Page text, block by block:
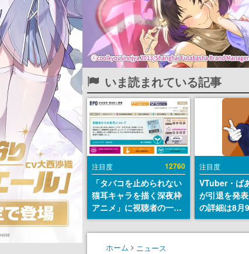
いま読まれている記事
注目度 12760
「タバコを止められない
猫耳キャラを描く深夜枠
アニメ」に視聴者の一部
から批判意見。違法薬物
の使用と思しき描写も含
めて、BPOが議論を交わ
注目度
VTuber・ば
が引退を発
の詳細は8月
の配信で説明
ホーム ニュース